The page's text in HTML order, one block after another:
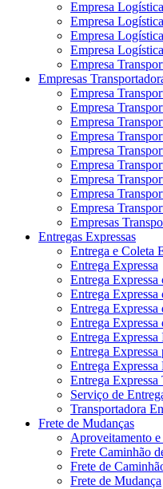
Empresa Logística
Empresa
Empresa
Empresa
Empresa
Empresas
Empresa
Empresa
Empresa
Empresa
Empresa
Empresa
Empresa
Empresa
Empresa
Empresas
Entregas Expressas
Entrega e Coleta
Entrega Expressa
Entrega Expressa
Entrega Expressa
Entrega Expressa
Entrega Expressa
Entrega Expressa
Entrega Expressa
Entrega Expressa
Entrega Expressa
Serviço de
Transportadora
Frete de Mudanças
Aproveitamento
Frete Caminhão
Frete de
Frete de Mudança